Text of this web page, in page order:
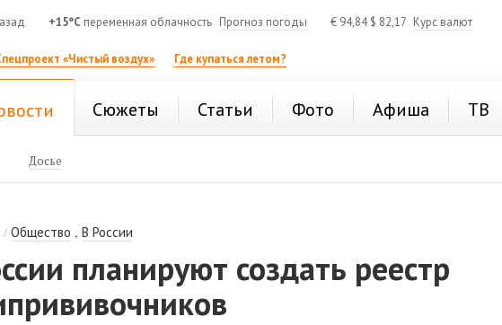
+15°C переменная облачность Прогноз погоды € 94,84$ 82,17 Курс валют
«Чистый воздух» Где купаться летом?
Сюжеты Статьи Фото Афиша ТВ
Досье
/Общество ,В России
планируют создать реестр